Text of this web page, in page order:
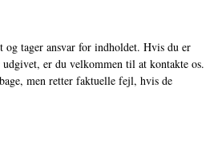
tager ansvar for indholdet. Hvis du er
er du velkommen til at kontakte os.
men retter faktuelle fejl, hvis de